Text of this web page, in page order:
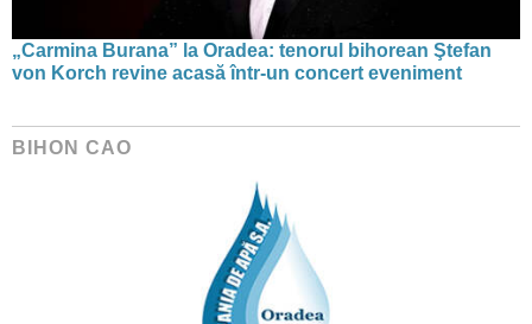
„Carmina Burana” la Oradea: tenorul bihorean Ştefan
von Korch revine acasă într-un concert eveniment
BIHON CAO